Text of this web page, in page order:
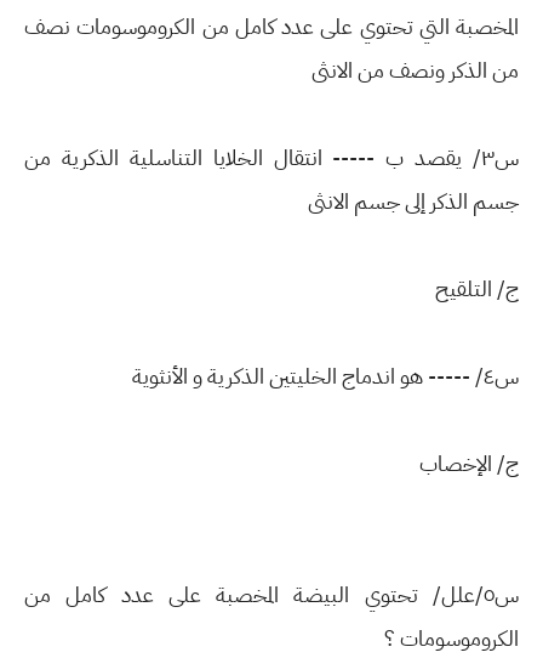
المخصبة التي تحتوي على عدد كامل من الكروموسومات نصف
من الذكر ونصف من الانثى
س٣/ يقصد ب ----- انتقال الخلايا التناسلية الذكرية من
جسم الذكر إلى جسم الانثى
ج/ التلقيح
س٤/ ----- هو اندماج الخليتين الذكرية و الأنثوية
ج/ الإخصاب
س٥/علل/ تحتوي البيضة المخصبة على عدد كامل من
الكروموسومات ؟